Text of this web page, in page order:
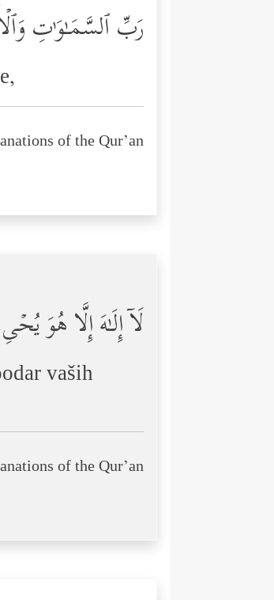
رَبِّ ٱلسَّمَـٰوَ ٰ⁠تِ
of the Qur’an:
لَاۤ إِلَـٰهَ إِلَّا هُوَ
vaših
of the Qur’an: